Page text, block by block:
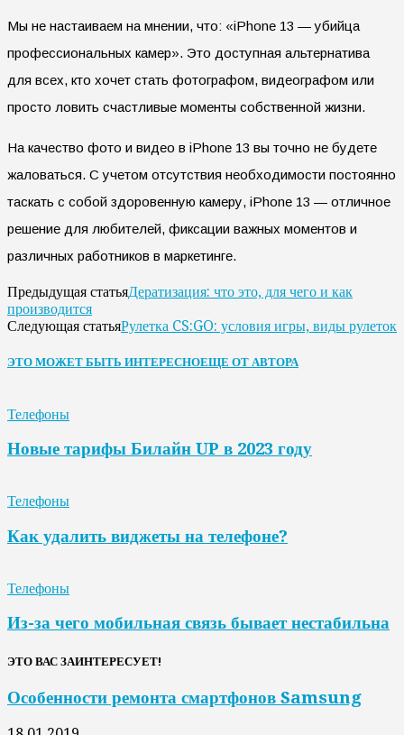
Мы не настаиваем на мнении, что: «iPhone 13 — убийца
профессиональных камер». Это доступная альтернатива
для всех, кто хочет стать фотографом, видеографом или
просто ловить счастливые моменты собственной жизни.
На качество фото и видео в iPhone 13 вы точно не будете
жаловаться. С учетом отсутствия необходимости постоянно
таскать с собой здоровенную камеру, iPhone 13 — отличное
решение для любителей, фиксации важных моментов и
различных работников в маркетинге.
Предыдущая статьяДератизация: что это, для чего и как
производится
Следующая статьяРулетка CS:GO: условия игры, виды рулеток
ЭТО МОЖЕТ БЫТЬ ИНТЕРЕСНОЕЩЕ ОТ АВТОРА
Телефоны
Новые тарифы Билайн UP в 2023 году
Телефоны
Как удалить виджеты на телефоне?
Телефоны
Из-за чего мобильная связь бывает нестабильна
ЭТО ВАС ЗАИНТЕРЕСУЕТ!
Особенности ремонта смартфонов Samsung